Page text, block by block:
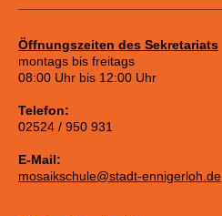
Öffnungszeiten des Sekretariats
montags bis freitags
08:00 Uhr bis 12:00 Uhr
Telefon:
02524 / 950 931
E-Mail:
mosaikschule@stadt-ennigerloh.de